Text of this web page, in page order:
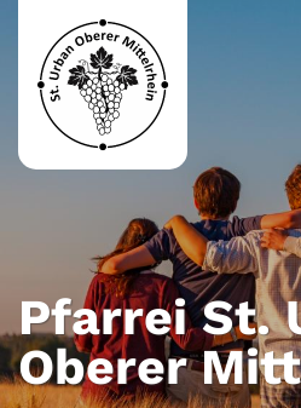
Zum Inhalt springen
Pfarrei St.
Oberer